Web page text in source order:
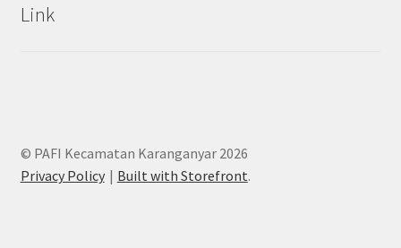
Link
© PAFI Kecamatan Karanganyar 2026
Privacy Policy
Built with Storefront.